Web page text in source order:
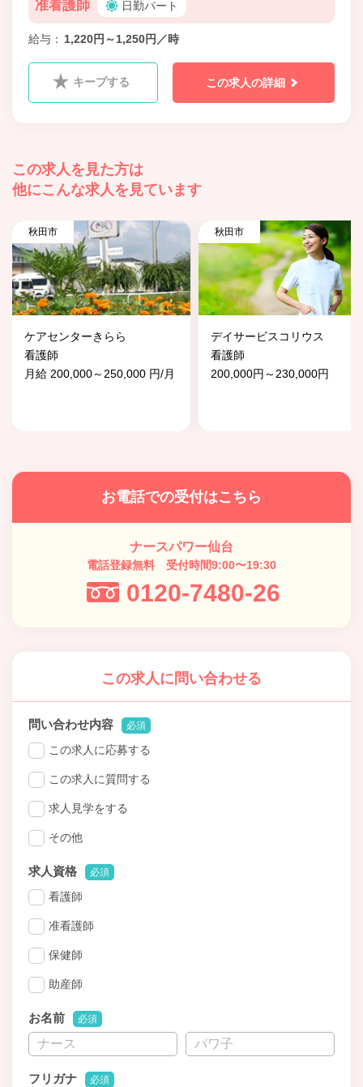
准看護師 日勤パート
給与 1,220円～1,250円／時
キープする この求人の詳細
この求人を見た方は
他にこんな求人を見ています
秋田市
ケアセンターきらら
看護師
月給 200,000～250,000 円/月
秋田市
デイサービスコリウス
看護師
200,000円～230,000円
お電話での受付はこちら
ナースパワー仙台
電話登録無料 受付時間9:00〜19:30
0120-7480-26
この求人に問い合わせる
問い合わせ内容 必須
この求人に応募する
この求人に質問する
求人見学をする
その他
求人資格 必須
看護師
准看護師
保健師
助産師
お名前 必須
フリガナ 必須